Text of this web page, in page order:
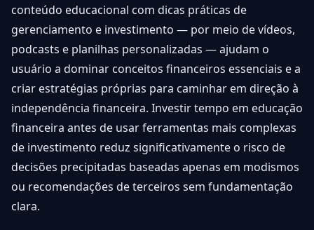
conteúdo educacional com dicas práticas de
gerenciamento e investimento — por meio de vídeos,
podcasts e planilhas personalizadas — ajudam o
usuário a dominar conceitos financeiros essenciais e a
criar estratégias próprias para caminhar em direção à
independência financeira. Investir tempo em educação
financeira antes de usar ferramentas mais complexas
de investimento reduz significativamente o risco de
decisões precipitadas baseadas apenas em modismos
ou recomendações de terceiros sem fundamentação
clara.